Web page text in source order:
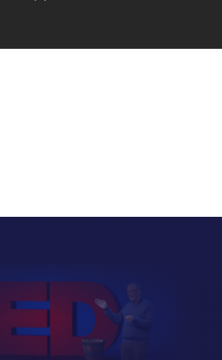
니스를 위한 영어는
습 방법까지 달라야